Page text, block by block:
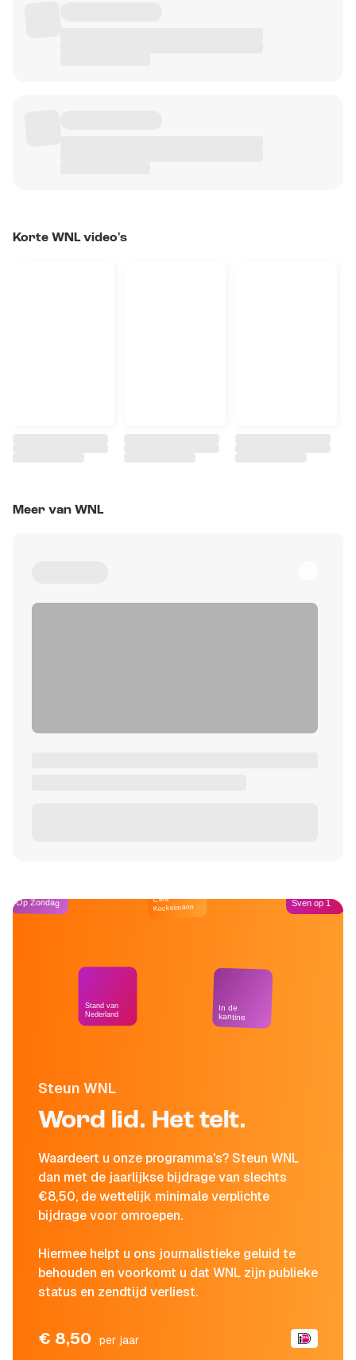
Korte WNL video's
Meer van WNL
Steun WNL
Word lid. Het telt.
Waardeert u onze programma's? Steun WNL
dan met de jaarlijkse bijdrage van slechts
€8,50, de wettelijk minimale verplichte
bijdrage voor omroepen.
Hiermee helpt u ons journalistieke geluid te
behouden en voorkomt u dat WNL zijn publieke
status en zendtijd verliest.
€ 8,50 per jaar
Op Zondag
Stand van
Nederland
Café
Kockelmann
In de
kantine
Sven op 1